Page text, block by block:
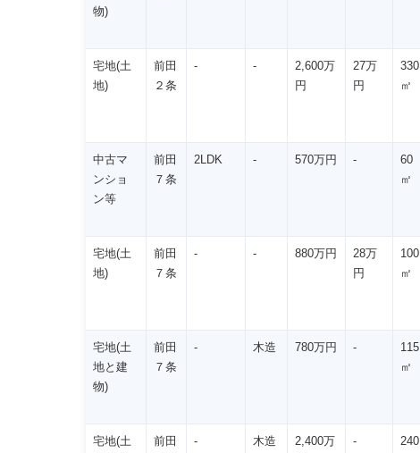
物)
宅地(土
地)
前田
２条
- -
2,600万
円
27万
円
330
㎡
中古マ
ンショ
ン等
前田
７条
2LDK - 570万円 -
60
㎡
宅地(土
地)
前田
７条
- - 880万円
28万
円
100
㎡
宅地(土
地と建
物)
前田
７条
- 木造 780万円 -
115
㎡
宅地(土
前田
- 木造
2,400万
-
240